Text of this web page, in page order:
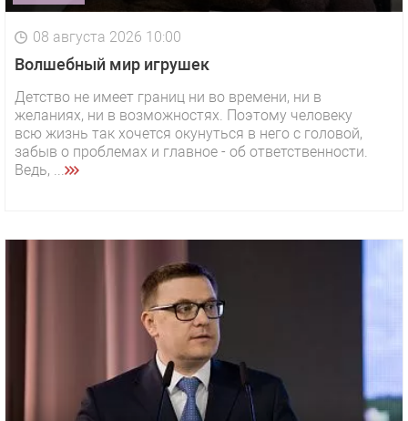
08 августа 2026 10:00
Волшебный мир игрушек
Детство не имеет границ ни во времени, ни в
желаниях, ни в возможностях. Поэтому человеку
всю жизнь так хочется окунуться в него с головой,
забыв о проблемах и главное - об ответственности.
Ведь, ...